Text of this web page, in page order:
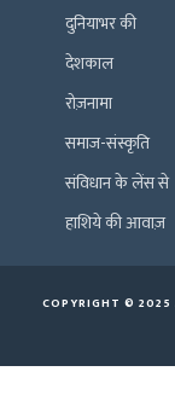
दुनियाभर की
देशकाल
रोज़नामा
समाज-संस्कृति
संविधान के लेंस से
हाशिये की आवाज़
COPYRIGHT © 2025